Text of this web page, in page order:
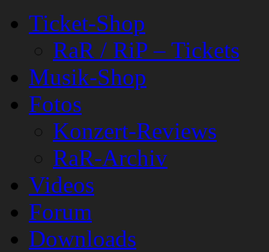
Ticket-Shop
RaR / RiP – Tickets
Musik-Shop
Fotos
Konzert-Reviews
RaR-Archiv
Videos
Forum
Downloads